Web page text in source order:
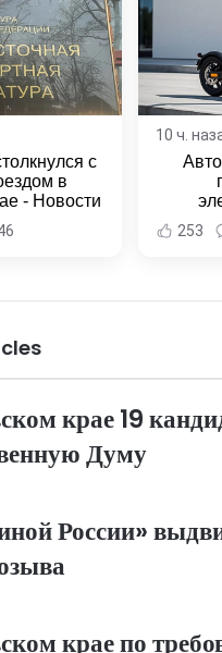
с
в
- Новости
10 ч.
253
крае 19
Думу
России»
крае по